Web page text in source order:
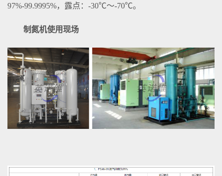
97%-99.9995%，露点：-30℃～-70℃。
制氮机使用现场